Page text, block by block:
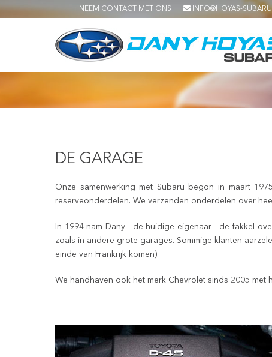
NEEM CONTACT MET ONS INFO@HOYAS-
DE GARAGE
Onze samenwerking met Subaru begon in maart
reserveonderdelen. We verzenden onderdelen over
In 1994 nam Dany - de huidige eigenaar - de fakkel
zoals in andere grote garages. Sommige klanten
einde van Frankrijk komen).
We handhaven ook het merk Chevrolet sinds 2005